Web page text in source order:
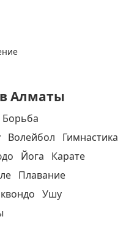
Алматы
Борьба
Волейбол
Гимнастика
Йога
Карате
Плавание
Ушу